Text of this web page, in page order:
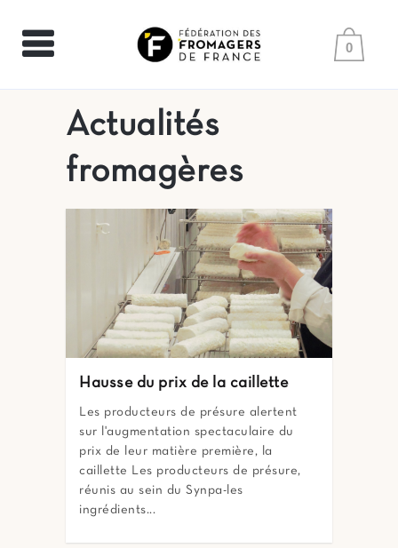
0
Actualités
fromagères
Hausse du prix de la caillette
Les producteurs de présure alertent
sur l'augmentation spectaculaire du
prix de leur matière première, la
caillette Les producteurs de présure,
réunis au sein du Synpa-les
ingrédients...